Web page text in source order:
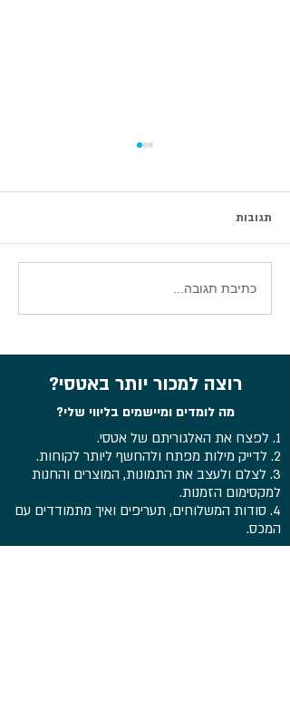
סיכום וובינר עדכוני אטסי 2026
תגובות
כתיבת תגובה...
רוצה למכור יותר באטסי?
מה לומדים ומיישמים בליווי שלי?
1. לפצח את האלגוריתם של אטסי.
2. לדייק מילות מפתח ולהחשף ליותר לקוחות.
3. לצלם ולעצב את התמונות, המוצרים והחנות
למקסימום הזמנות.
4. סודות המשלוחים, תעריפים ואיך מתמודדים עם
המכס.